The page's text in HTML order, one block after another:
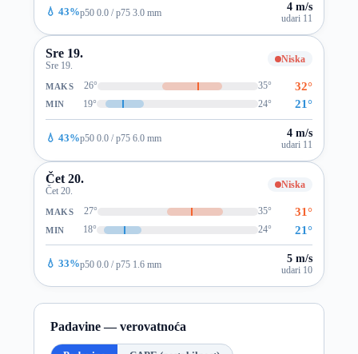
💧 43%p50 0.0 / p75 3.0 mm 4 m/s
udari 11
Sre 19.
Sre 19.
Niska
MAKS 26° 35° 32°
MIN 19° 24° 21°
💧 43%p50 0.0 / p75 6.0 mm 4 m/s
udari 11
Čet 20.
Čet 20.
Niska
MAKS 27° 35° 31°
MIN 18° 24° 21°
💧 33%p50 0.0 / p75 1.6 mm 5 m/s
udari 10
Padavine — verovatnoća